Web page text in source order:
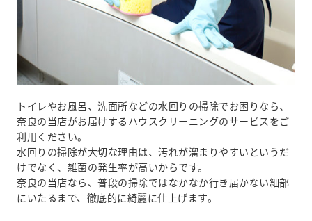
トイレやお風呂、洗面所などの水回りの掃除でお困りなら、
奈良の当店がお届けするハウスクリーニングのサービスをご
利用ください。
水回りの掃除が大切な理由は、汚れが溜まりやすいというだ
けでなく、雑菌の発生率が高いからです。
奈良の当店なら、普段の掃除ではなかなか行き届かない細部
にいたるまで、徹底的に綺麗に仕上げます。